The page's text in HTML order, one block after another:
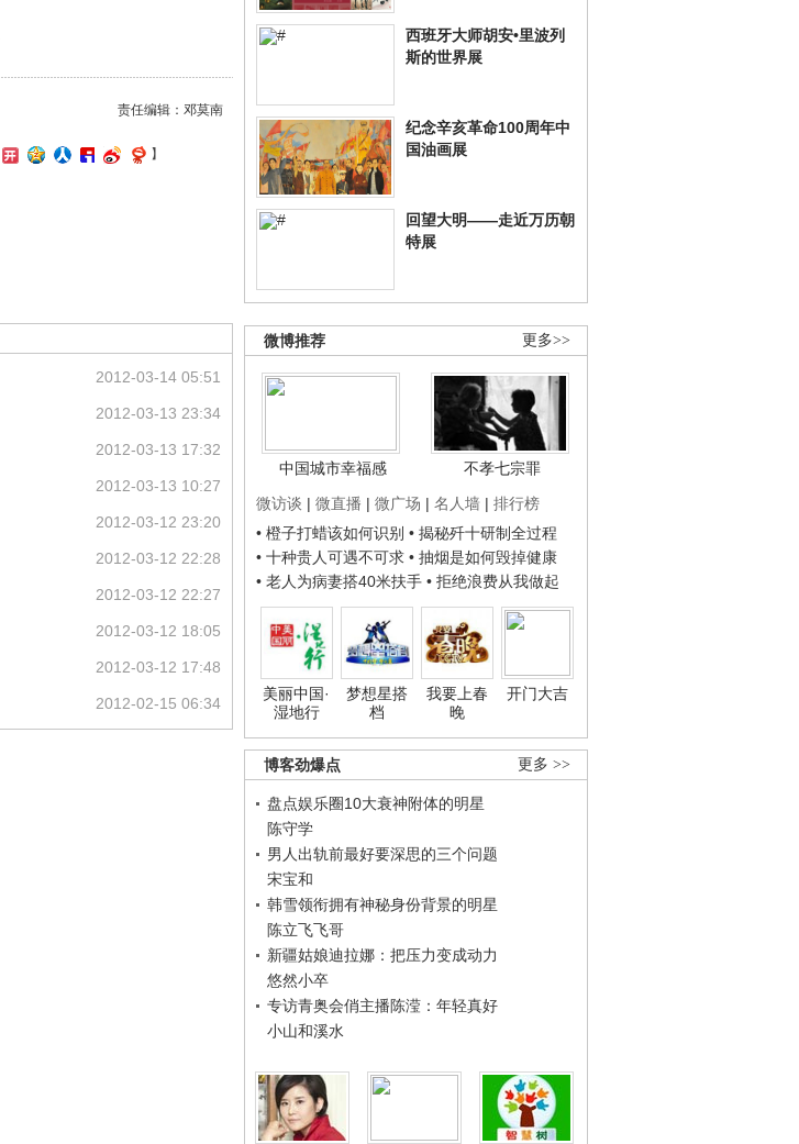
西班牙大师胡安•里波列
斯的世界展
纪念辛亥革命100周年中
国油画展
回望大明——走近万历朝
特展
更多>>
微博推荐
中国城市幸福感
不孝七宗罪
微访谈 | 微直播 | 微广场 | 名人墙 | 排行榜
• 橙子打蜡该如何识别 • 揭秘歼十研制全过程
• 十种贵人可遇不可求 • 抽烟是如何毁掉健康
• 老人为病妻搭40米扶手 • 拒绝浪费从我做起
美丽中国·
湿地行
梦想星搭
档
我要上春
晚
开门大吉
更多 >>
博客劲爆点
盘点娱乐圈10大衰神附体的明星
陈守学
男人出轨前最好要深思的三个问题
宋宝和
韩雪领衔拥有神秘身份背景的明星
陈立飞飞哥
新疆姑娘迪拉娜：把压力变成动力
悠然小卒
专访青奥会俏主播陈滢：年轻真好
小山和溪水
责任编辑：邓莫南
】
2012-03-14 05:51
2012-03-13 23:34
2012-03-13 17:32
2012-03-13 10:27
2012-03-12 23:20
2012-03-12 22:28
2012-03-12 22:27
2012-03-12 18:05
2012-03-12 17:48
2012-02-15 06:34